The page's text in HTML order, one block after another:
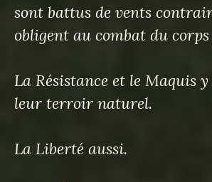
sont battus de vents
obligent au combat du corps
La Résistance et le Maquis
leur terroir naturel.
La Liberté aussi.